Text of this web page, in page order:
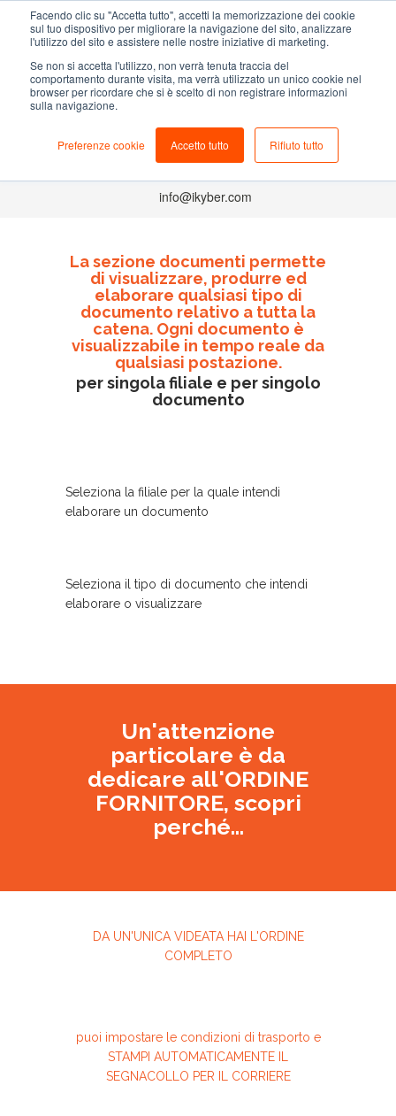
Facendo clic su "Accetta tutto", accetti la memorizzazione dei cookie
sul tuo dispositivo per migliorare la navigazione del sito, analizzare
l'utilizzo del sito e assistere nelle nostre iniziative di marketing.
Se non si accetta l'utilizzo, non verrà tenuta traccia del
comportamento durante visita, ma verrà utilizzato un unico cookie nel
browser per ricordare che si è scelto di non registrare informazioni
sulla navigazione.
Preferenze cookie Accetto tutto Rifiuto tutto
NEGOZIO
Il gestionale studiato per i petshop
+39 049.0998539
info@ikyber.com
La sezione documenti permette
di visualizzare, produrre ed
elaborare qualsiasi tipo di
documento relativo a tutta la
catena. Ogni documento è
visualizzabile in tempo reale da
qualsiasi postazione.
per singola filiale e per singolo
documento
Seleziona la filiale per la quale intendi
elaborare un documento
Seleziona il tipo di documento che intendi
elaborare o visualizzare
Un'attenzione
particolare è da
dedicare all'ORDINE
FORNITORE, scopri
perché...
DA UN'UNICA VIDEATA HAI L'ORDINE
COMPLETO
puoi impostare le condizioni di trasporto e
STAMPI AUTOMATICAMENTE IL
SEGNACOLLO PER IL CORRIERE